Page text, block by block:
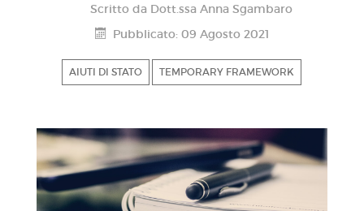
perduto.
Scritto da Dott.ssa Anna Sgambaro
Pubblicato: 09 Agosto 2021
AIUTI DI STATO TEMPORARY FRAMEWORK